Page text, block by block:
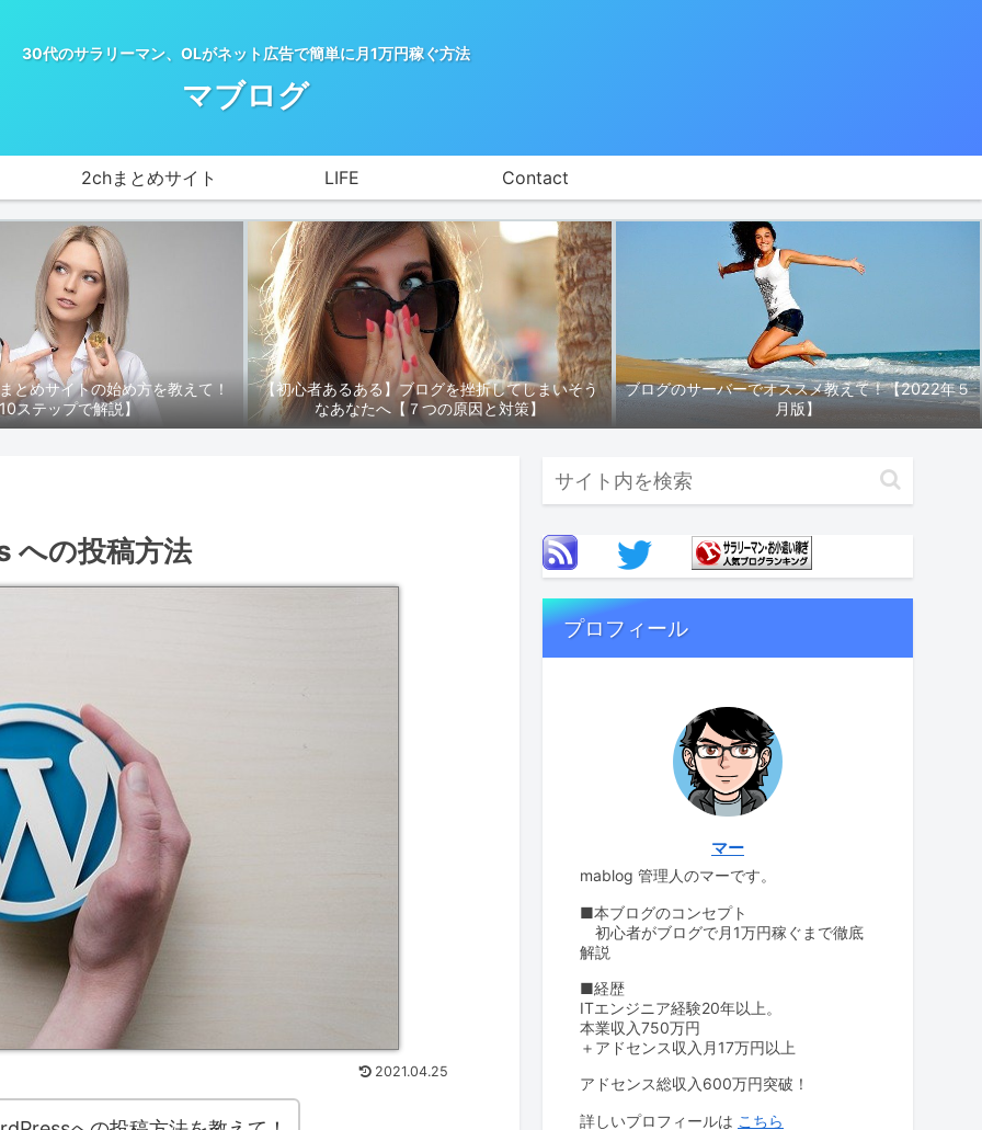
30代のサラリーマン、OLがネット広告で簡単に月1万円稼ぐ方法
マブログ
2chまとめサイト LIFE Contact
とめサイトの始め方を教えて！
ステップで解説】
【初心者あるある】ブログを挫折してしまいそう
なあなたへ【７つの原因と対策】
ブログのサーバーでオススメ教えて！【2022年５
月版】
への投稿方法
2021.04.25
プロフィール
マー
mablog 管理人のマーです。
■本ブログのコンセプト
初心者がブログで月1万円稼ぐまで徹底
解説
■経歴
ITエンジニア経験20年以上。
本業収入750万円
＋アドセンス収入月17万円以上
アドセンス総収入600万円突破！
詳しいプロフィールは こちら